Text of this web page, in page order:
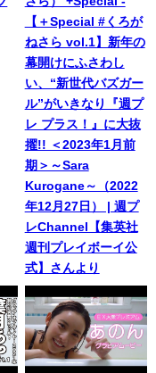
【＋Special #くろが
ねさら vol.1】新年の
幕開けにふさわし
い、“新世代バズガー
ル”がいきなり『週プ
レ プラス！』に大抜
擢!! ＜2023年1月前
期＞～Sara
Kurogane～（2022
年12月27日） | 週プ
レChannel【集英社
週刊プレイボーイ公
式】さんより